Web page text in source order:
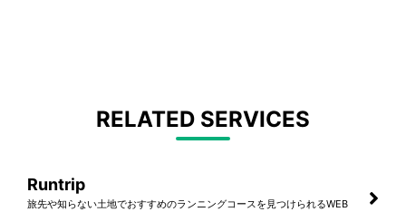
RELATED SERVICES
Runtrip
旅先や知らない土地でおすすめのランニングコースを見つけられるWEB